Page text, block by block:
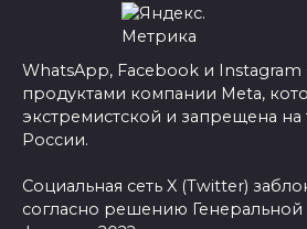
WhatsApp, Facebook и Instagram
продуктами компании Meta,
экстремистской и запрещена
России.
Социальная сеть X (Twitter)
согласно решению Генеральной